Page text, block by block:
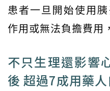
患者一旦開始使用
作用或無法負擔費用
不只生理還影響
後 超過7成用藥